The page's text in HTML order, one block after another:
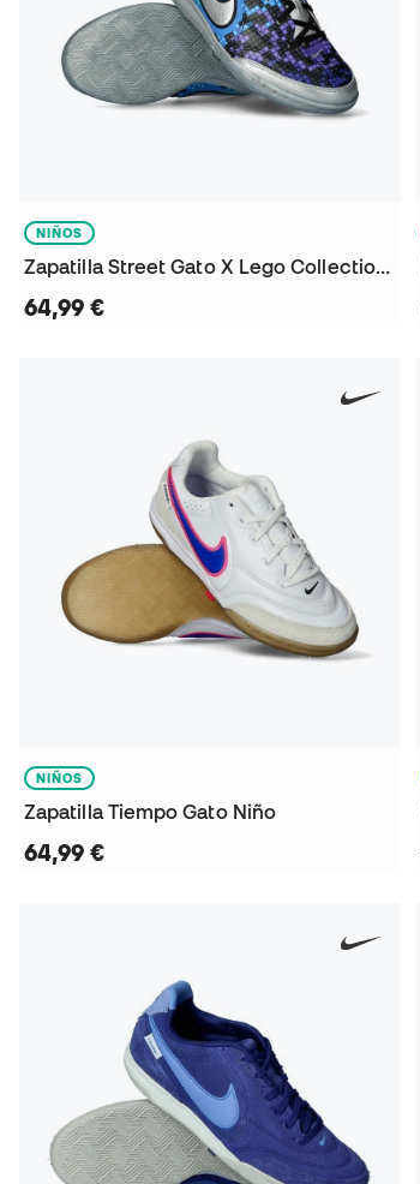
NIÑOS
Zapatilla Street Gato X Lego Collection Niño
64,99 €
NIÑOS
Zapatilla Tiempo Gato Niño
64,99 €